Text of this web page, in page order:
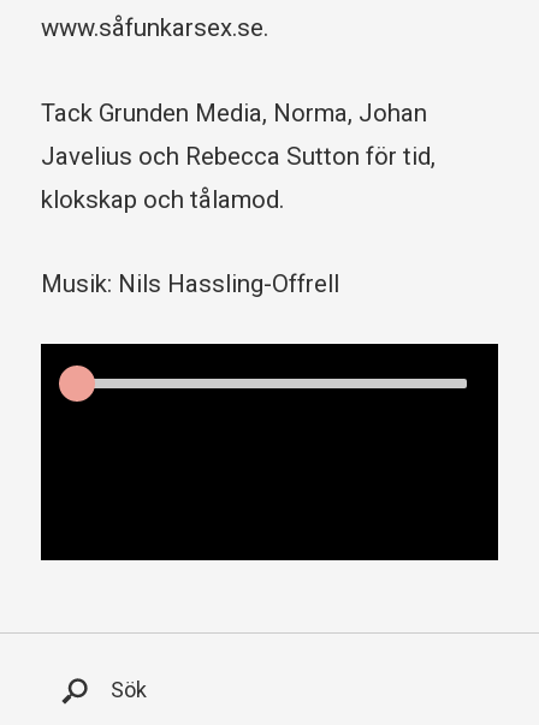
www.såfunkarsex.se.
Tack Grunden Media, Norma, Johan
Javelius och Rebecca Sutton för tid,
klokskap och tålamod.
Musik: Nils Hassling-Offrell
Player
Huvudmeny
Sök